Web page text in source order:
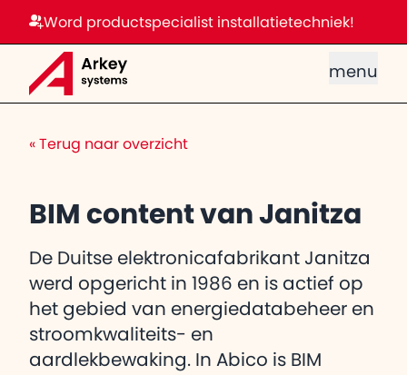
Word productspecialist installatietechniek!
menu
« Terug naar overzicht
BIM content van Janitza
De Duitse elektronicafabrikant Janitza
werd opgericht in 1986 en is actief op
het gebied van energiedatabeheer en
stroomkwaliteits- en
aardlekbewaking. In Abico is BIM